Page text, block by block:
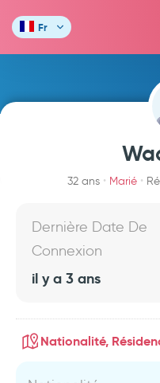
Fr
32 ans Marié
Dernière Date De
Connexion
il y a 3 ans
Nationalité,